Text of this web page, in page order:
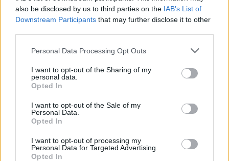
also be disclosed by us to third parties on the IAB’s List of
Downstream Participants that may further disclose it to other
Personal Data Processing Opt Outs
I want to opt-out of the Sharing of my
personal data.
Opted In
I want to opt-out of the Sale of my
Personal Data.
Opted In
I want to opt-out of processing my
Personal Data for Targeted Advertising.
Opted In
ARTIGOS MAIS POPULARES
Feira de São Mateus é um local de
lugar de expressão do...
Francisco Campos é o vencedor da 1.ª
Etapa da Volta a Portugal